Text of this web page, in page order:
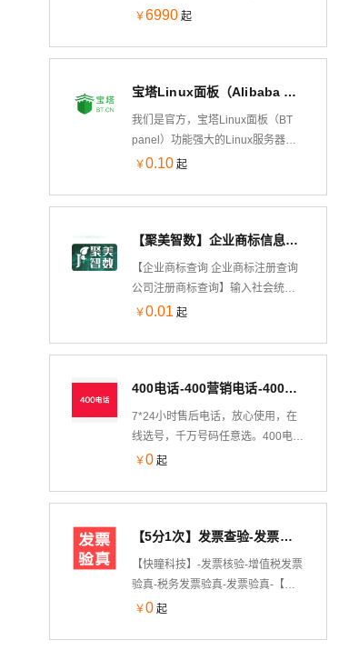
等解决方案，目前已服务千万级全
￥6990 起
宝塔Linux面板（Alibaba Linux3操作系统/LAMP/LNMP/Java/Node/服务器管理/BT Panel）
我们是官方，宝塔Linux面板（BT
panel）功能强大的Linux服务器管
理软件，一键部署：
器。支持Alibaba Cloud Linux
3/Centos/Debian/Ubuntu。专注于
服务器运维效率及运维安全领域，
200万注册用户使用宝塔，持续更新
维护8年，值得信赖
￥0.10 起
【聚美智数】企业商标信息查询-企业商标数据查询-企业商标注册查询-公司商标查询-注册商标查询
【企业商标查询 企业商标注册查询
公司注册商标查询】输入社会统一
信用代码/公司名称/注册号任意一个
￥0.01 起
400电话-400营销电话-400业务办理-靓号大全-400电话受理中心-400电话服务-400电话申请-400电话优惠活动
7*24小时售后电话，放心使用，在
线选号，千万号码任意选。400电
话，【0月租0开户费】，助力中小
征，您值得拥有！400电话受理中
心。（具体套餐请看下边的 产品说
明)
￥0 起
【5分1次】发票查验-发票验真-发票核验真伪-增值税发票查验-税务发票查验-发票校验-发票验证查询-各类发票...
【快瞳科技】-发票核验-增值税发票
验真-税务发票验真-发票验真-【免
费测试，联系客服领取】发票校验-
￥0 起